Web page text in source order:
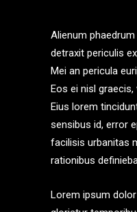
Alienum
detraxit periculis
Mei an pericula
Eos ei nisl
Eius lorem
sensibus id, error
facilisis urbanitas
rationibus
Lorem ipsum